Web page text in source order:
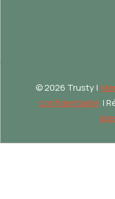
©2026 Trusty |
confidentialité |